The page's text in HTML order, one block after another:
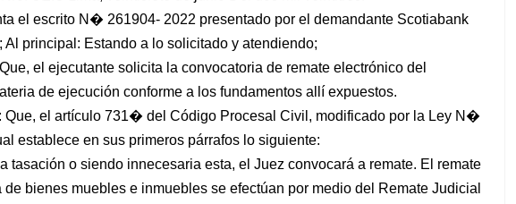
el escrito N� 261904- 2022 presentado por el demandante Scotiabank
Al principal: Estando a lo solicitado y atendiendo;
el ejecutante solicita la convocatoria de remate electrónico del
de ejecución conforme a los fundamentos allí expuestos.
Que, el artículo 731� del Código Procesal Civil, modificado por la Ley N�
establece en sus primeros párrafos lo siguiente:
tasación o siendo innecesaria esta, el Juez convocará a remate. El remate
de bienes muebles e inmuebles se efectúan por medio del Remate Judicial